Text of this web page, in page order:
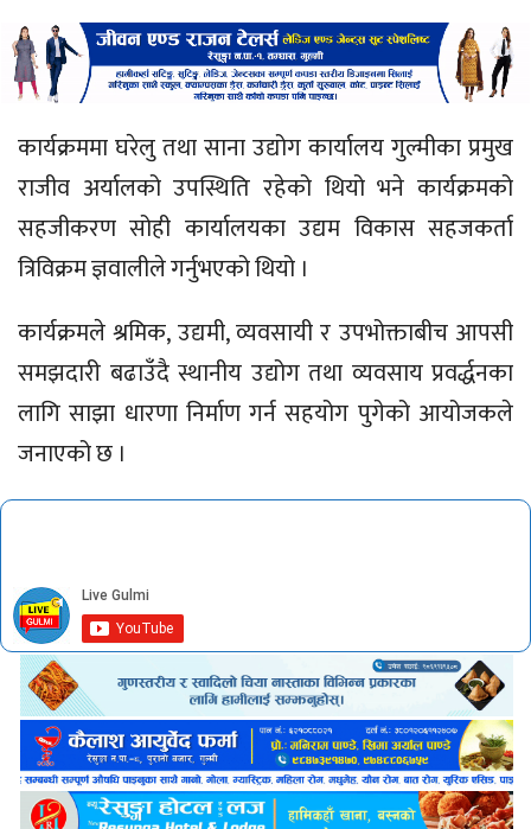
कार्यक्रममा घरेलु तथा साना उद्योग कार्यालय गुल्मीका प्रमुख
राजीव अर्यालको उपस्थिति रहेको थियो भने कार्यक्रमको
सहजीकरण सोही कार्यालयका उद्यम विकास सहजकर्ता
त्रिविक्रम ज्ञवालीले गर्नुभएको थियो ।
कार्यक्रमले श्रमिक, उद्यमी, व्यवसायी र उपभोक्ताबीच आपसी
समझदारी बढाउँदै स्थानीय उद्योग तथा व्यवसाय प्रवर्द्धनका
लागि साझा धारणा निर्माण गर्न सहयोग पुगेको आयोजकले
जनाएको छ ।